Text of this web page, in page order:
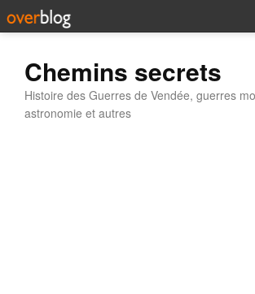
Chemins secrets
Histoire des Guerres de Vendée, guerres
astronomie et autres